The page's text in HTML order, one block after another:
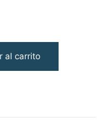
al carrito